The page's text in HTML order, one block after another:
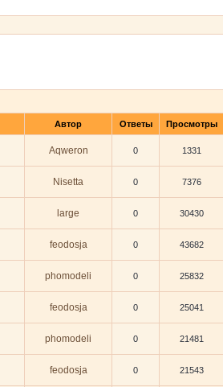
Автор Ответы Просмотры
Aqweron 0 1331
Nisetta 0 7376
large 0 30430
feodosja 0 43682
phomodeli 0 25832
feodosja 0 25041
phomodeli 0 21481
feodosja 0 21543